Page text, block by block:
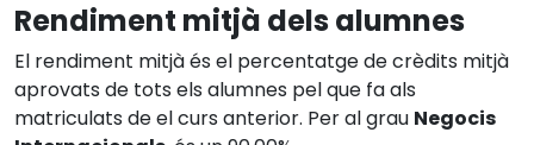
Rendiment mitjà dels alumnes
El rendiment mitjà és el percentatge de crèdits mitjà
aprovats de tots els alumnes pel que fa als
matriculats de el curs anterior. Per al grau Negocis